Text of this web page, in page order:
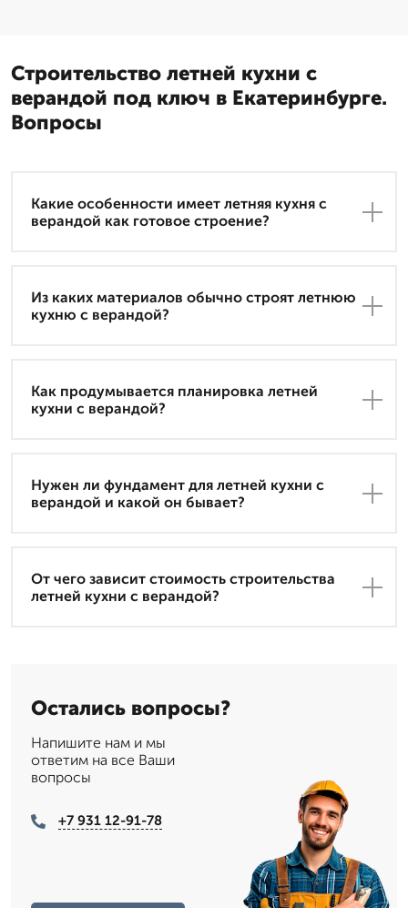
Строительство летней кухни с
верандой под ключ в Екатеринбурге.
Вопросы
Какие особенности имеет летняя кухня с
верандой как готовое строение?
Из каких материалов обычно строят летнюю
кухню с верандой?
Как продумывается планировка летней
кухни с верандой?
Нужен ли фундамент для летней кухни с
верандой и какой он бывает?
От чего зависит стоимость строительства
летней кухни с верандой?
Остались вопросы?
Напишите нам и мы
ответим на все Ваши
вопросы
+7 931 12-91-78